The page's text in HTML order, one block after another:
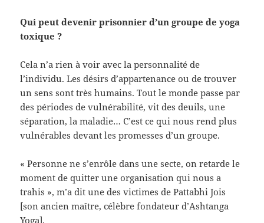
Qui peut devenir prisonnier d’un groupe de yoga
toxique ?
Cela n’a rien à voir avec la personnalité de
l’individu. Les désirs d’appartenance ou de trouver
un sens sont très humains. Tout le monde passe par
des périodes de vulnérabilité, vit des deuils, une
séparation, la maladie… C’est ce qui nous rend plus
vulnérables devant les promesses d’un groupe.
« Personne ne s’enrôle dans une secte, on retarde le
moment de quitter une organisation qui nous a
trahis », m’a dit une des victimes de Pattabhi Jois
[son ancien maître, célèbre fondateur d’Ashtanga
Yoga].